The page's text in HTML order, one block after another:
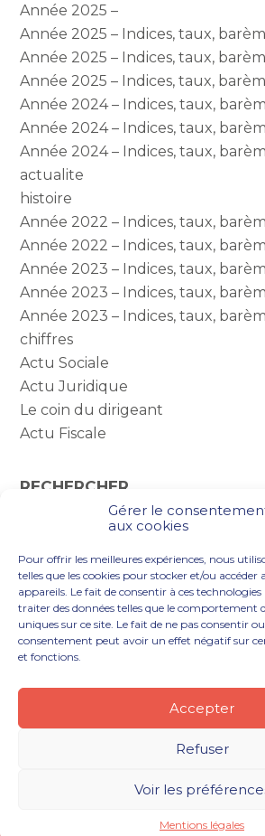
Gérer le
aux cookies
Pour offrir les meilleures expériences, nous
telles que les cookies pour stocker et/ou
appareils. Le fait de consentir à ces
traiter des données telles que le comportement
uniques sur ce site. Le fait de ne pas consentir
consentement peut avoir un effet négatif sur
et fonctions.
Accepter
Refuser
Voir les
Mentions légales
Année 2025 –
Année 2025 – Indices, taux,
Année 2025 – Indices, taux,
Année 2025 – Indices, taux,
Année 2024 – Indices, taux,
Année 2024 – Indices, taux,
Année 2024 – Indices, taux,
actualite
histoire
Année 2022 – Indices, taux,
Année 2022 – Indices, taux,
Année 2023 – Indices, taux,
Année 2023 – Indices, taux,
Année 2023 – Indices, taux,
chiffres
Actu Sociale
Actu Juridique
Le coin du dirigeant
Actu Fiscale
RECHERCHER
Rechercher :
Principale
NOS OUTILS DIGITAUX
NOUS REJOINDRE
MENTIONS LÉGALES
CONCEPTION ET RÉALISATION CLASSE 7